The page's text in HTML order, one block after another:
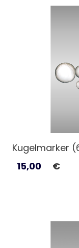
Kugelmarker
15,00
€